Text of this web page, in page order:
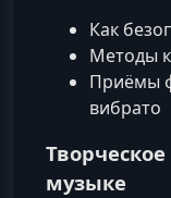
Как
Методы
Приёмы
вибрато
музыке